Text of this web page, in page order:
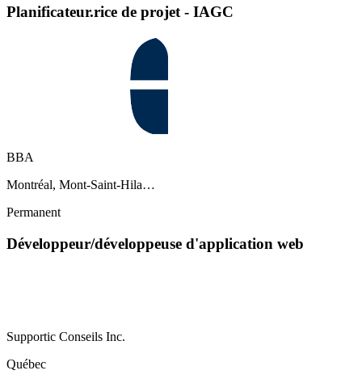
Planificateur.rice de projet - IAGC
BBA
Montréal, Mont-Saint-Hila…
Permanent
Développeur/développeuse d'application web
Supportic Conseils Inc.
Québec